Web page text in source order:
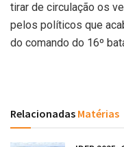
tirar de circulação os
pelos políticos que
do comando do 16º
Relacionadas Matérias